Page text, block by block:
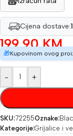
Cijena dostave:
199,90KM
🎁Kupovinom ovog
- +
SKU:72255Oznake:
Kategorije:Grijalice i